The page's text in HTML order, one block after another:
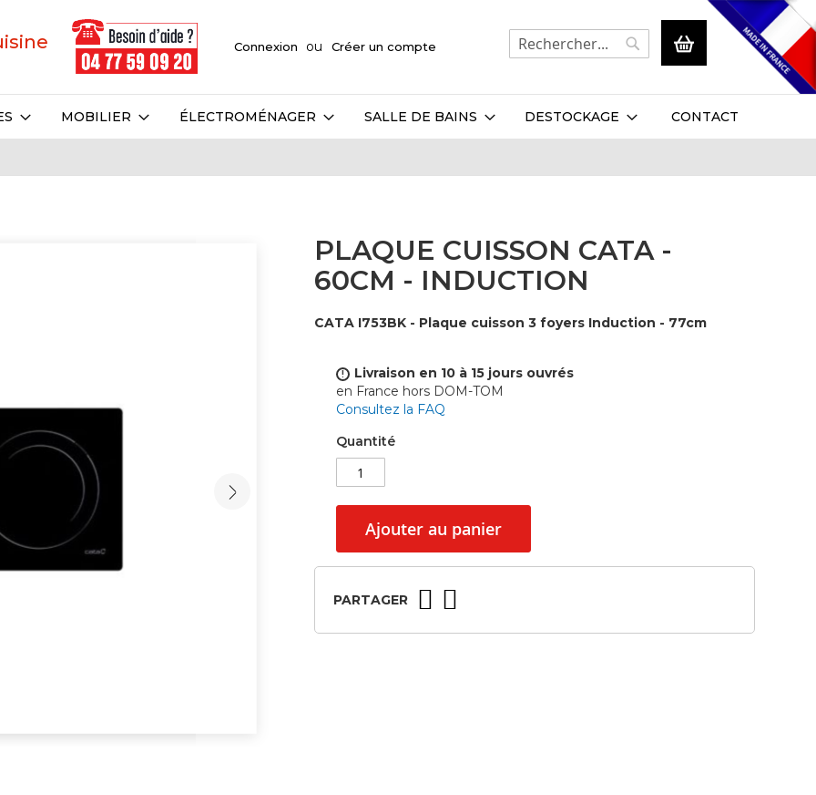
Connexion Créer un compte
Mon panier
Rechercher
Rechercher
MOBILIER ÉLECTROMÉNAGER SALLE DE BAINS DESTOCKAGE CONTACT
PLAQUE CUISSON CATA -
60CM - INDUCTION
CATA I753BK - Plaque cuisson 3 foyers Induction - 77cm
!
Livraison en 10 à 15 jours ouvrés
en France hors DOM-TOM
Consultez la FAQ
Quantité
Ajouter au panier
PARTAGER